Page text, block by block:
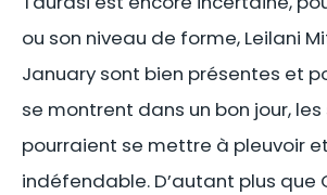
ou son niveau de forme, Leilani
January sont bien présentes et
se montrent dans un bon jour,
pourraient se mettre à pleuvoir
indéfendable. D’autant plus que